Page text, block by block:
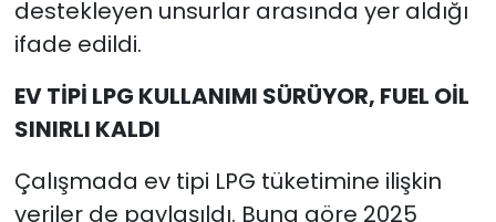
destekleyen unsurlar arasında yer aldığı
ifade edildi.
EV TİPİ LPG KULLANIMI SÜRÜYOR, FUEL OİL
SINIRLI KALDI
Çalışmada ev tipi LPG tüketimine ilişkin
veriler de paylaşıldı. Buna göre 2025